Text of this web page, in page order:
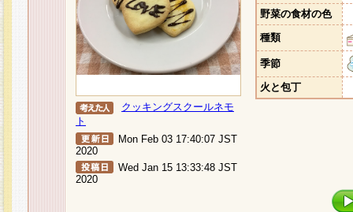
クッキングスクールネモ
ト
Mon Feb 03 17:40:07 JST
2020
Wed Jan 15 13:33:48 JST
2020
野菜の食材の色
種類
季節
火と包丁